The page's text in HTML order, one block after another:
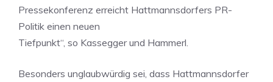
Pressekonferenz erreicht Hattmannsdorfers PR-
Politik einen neuen
Tiefpunkt“, so Kassegger und Hammerl.
Besonders unglaubwürdig sei, dass Hattmannsdorfer